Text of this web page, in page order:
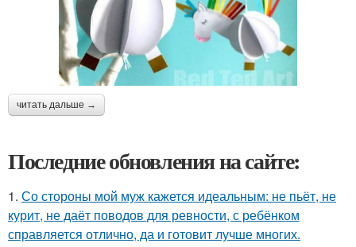
читать дальше →
Последние обновления на сайте:
1. Со стороны мой муж кажется идеальным: не пьёт, не
курит, не даёт поводов для ревности, с ребёнком
справляется отлично, да и готовит лучше многих.